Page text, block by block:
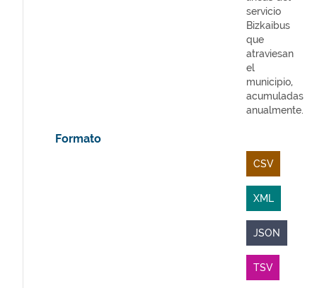
servicio
Bizkaibus
que
atraviesan
el
municipio,
acumuladas
anualmente.
Formato
CSV
XML
JSON
TSV